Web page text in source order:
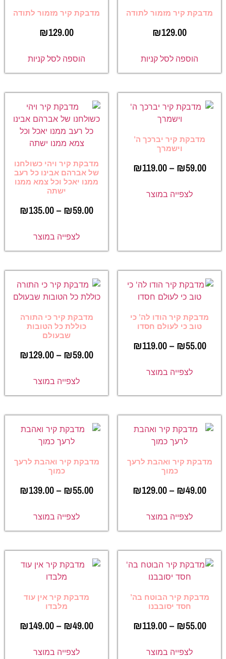
מדבקת קיר מזמור לתודה
₪129.00
הוספה לסל קניות
מדבקת קיר מזמור לתודה
₪129.00
הוספה לסל קניות
מדבקת קיר יברכך ה’
וישמרך
₪59.00
–
₪119.00
לצפייה במוצר
מדבקת קיר ויהי כשולחנו
של אברהם אבינו כל רעב
ממנו יאכל וכל צמא ממנו
ישתה
₪59.00
–
₪135.00
לצפייה במוצר
מדבקת קיר הודו לה’ כי
טוב כי לעולם חסדו
₪55.00
–
₪119.00
לצפייה במוצר
מדבקת קיר כי התורה
כוללת כל הטובות
שבעולם
₪59.00
–
₪129.00
לצפייה במוצר
מדבקת קיר ואהבת לרעך
כמוך
₪49.00
–
₪129.00
לצפייה במוצר
מדבקת קיר ואהבת לרעך
כמוך
₪55.00
–
₪139.00
לצפייה במוצר
מדבקת קיר הבוטח בה’
חסד יסובבנו
₪55.00
–
₪119.00
לצפייה במוצר
מדבקת קיר אין עוד
מלבדו
₪49.00
–
₪149.00
לצפייה במוצר